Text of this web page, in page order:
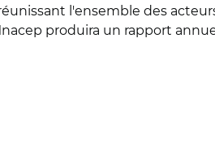
l'ensemble des
produira un rapport